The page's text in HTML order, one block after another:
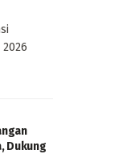
Dukung